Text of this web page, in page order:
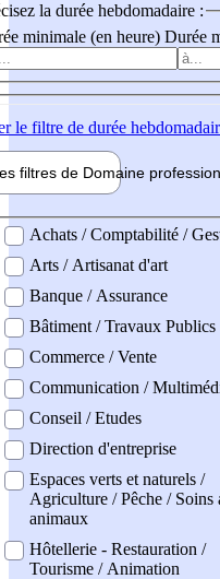
la durée hebdomadaire :
minimale (en heure) Durée
le filtre de durée
filtres de Domaine pro
professionel
Achats / Comptabilité /
Arts / Artisanat d'art
Banque / Assurance
Bâtiment / Travaux Publics
Commerce / Vente
Communication /
Conseil / Etudes
Direction d'entreprise
Espaces verts et naturels /
Agriculture / Pêche / Soins
animaux
Hôtellerie - Restauration /
Tourisme / Animation